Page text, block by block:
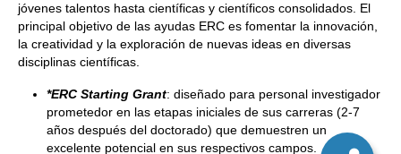
jóvenes talentos hasta científicas y científicos consolidados. El
principal objetivo de las ayudas ERC es fomentar la innovación,
la creatividad y la exploración de nuevas ideas en diversas
disciplinas científicas.
*ERC Starting Grant: diseñado para personal investigador
prometedor en las etapas iniciales de sus carreras (2-7
años después del doctorado) que demuestren un
excelente potencial en sus respectivos campos.